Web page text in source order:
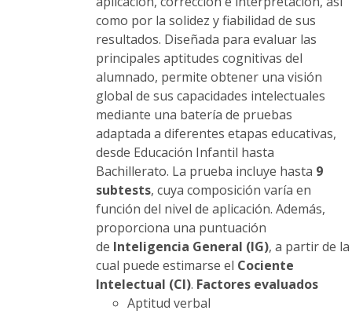
producto
como por la solidez y fiabilidad de sus
resultados. Diseñada para evaluar las
principales aptitudes cognitivas del
alumnado, permite obtener una visión
global de sus capacidades intelectuales
mediante una batería de pruebas
adaptada a diferentes etapas educativas,
desde Educación Infantil hasta
Bachillerato. La prueba incluye hasta 9
subtests, cuya composición varía en
función del nivel de aplicación. Además,
proporciona una puntuación
de Inteligencia General (IG), a partir de la
cual puede estimarse el Cociente
Intelectual (CI). Factores evaluados
Aptitud verbal